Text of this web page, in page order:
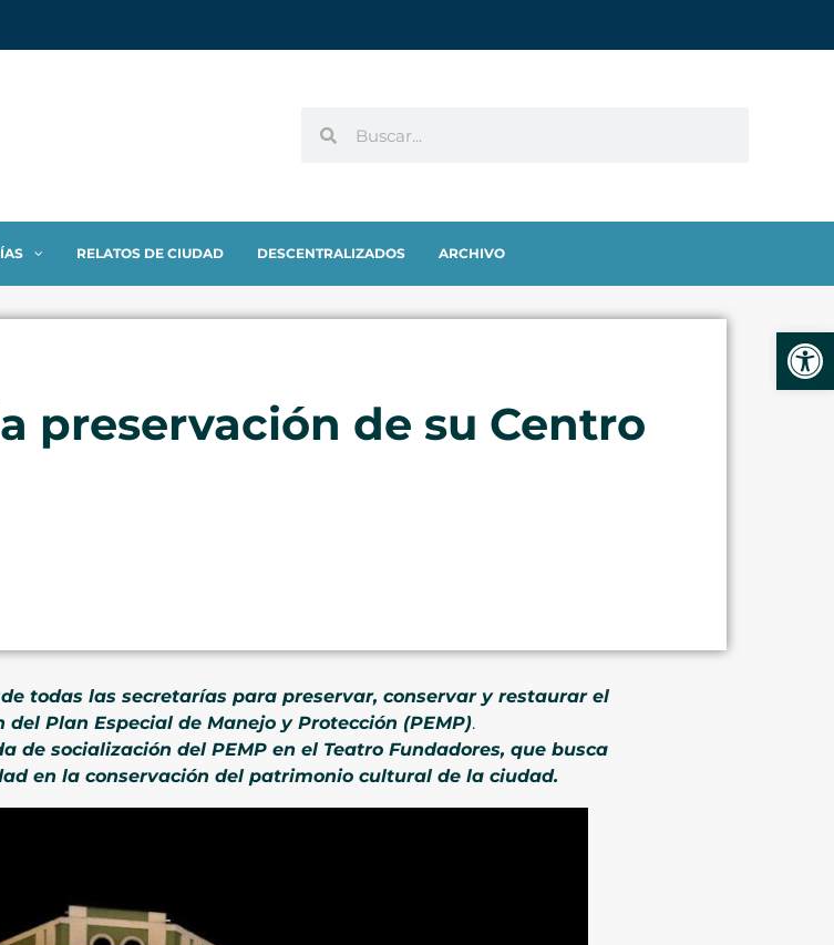
RELATOS DE CIUDAD DESCENTRALIZADOS ARCHIVO
preservación de su Centro
todas las secretarías para preservar, conservar y restaurar el
Plan Especial de Manejo y Protección (PEMP).
de socialización del PEMP en el Teatro Fundadores, que busca
en la conservación del patrimonio cultural de la ciudad.